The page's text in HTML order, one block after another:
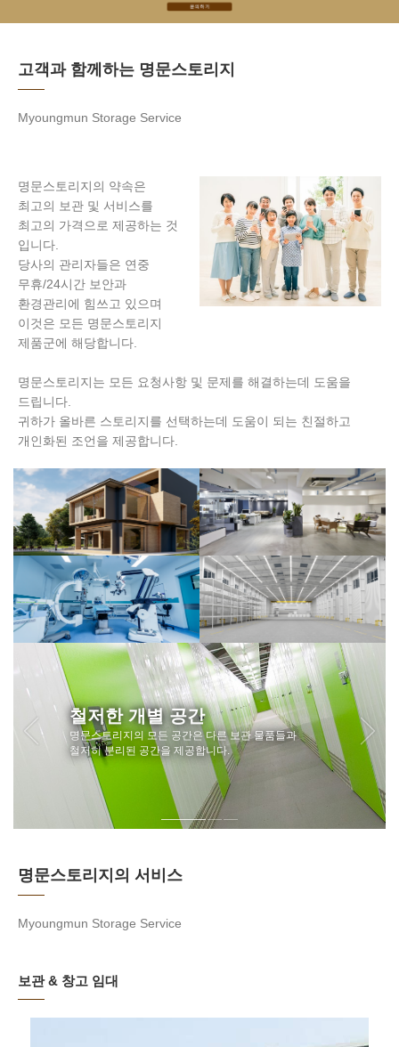
고객과 함께하는 명문스토리지
Myoungmun Storage Service
명문스토리지의 약속은
최고의 보관 및 서비스를
최고의 가격으로 제공하는 것
입니다.
당사의 관리자들은 연중
무휴/24시간 보안과
환경관리에 힘쓰고 있으며
이것은 모든 명문스토리지
제품군에 해당합니다.
명문스토리지는 모든 요청사항 및 문제를 해결하는데 도움을
드립니다.
귀하가 올바른 스토리지를 선택하는데 도움이 되는 친절하고
개인화된 조언을 제공합니다.
철저한 개별 공간
명문스토리지의 모든 공간은 다른 보관 물품들과
철저히 분리된 공간을 제공합니다.
명문스토리지의 서비스
Myoungmun Storage Service
보관 & 창고 임대